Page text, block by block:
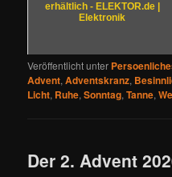
erhältlich - ELEKTOR.de |
Elektronik
Veröffentlicht unter
Advent,Adventskranz,
Licht, Ruhe,Sonntag,Tanne,
Der 2. Advent